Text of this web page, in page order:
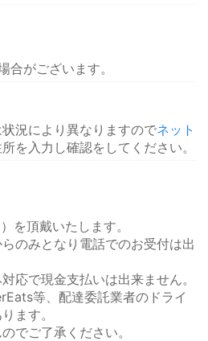
合がございます。
況により異なりますのでネット
を入力し確認をしてください。
を頂戴いたします。
のみとなり電話でのお受付は出
応で現金支払いは出来ません。
等、配達委託業者のドライ
ます。
でご了承ください。